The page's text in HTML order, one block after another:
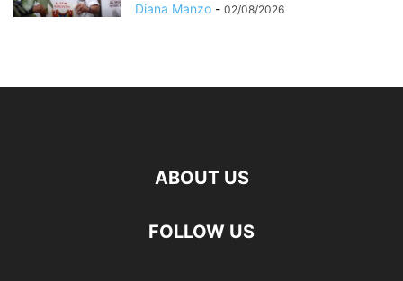
Diana Manzo - 02/08/2026
ABOUT US
FOLLOW US